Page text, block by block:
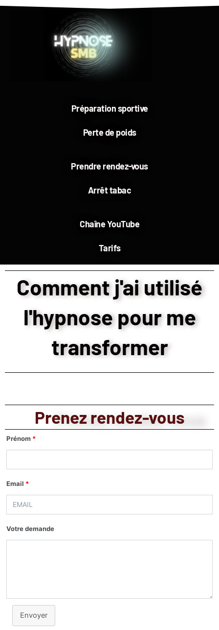
Préparation sportive
Perte de poids
Prendre rendez-vous
Arrêt tabac
Chaîne YouTube
Tarifs
Comment j'ai utilisé
l'hypnose pour me
transformer
Prenez rendez-vous
Prénom *
Email *
Votre demande
Envoyer